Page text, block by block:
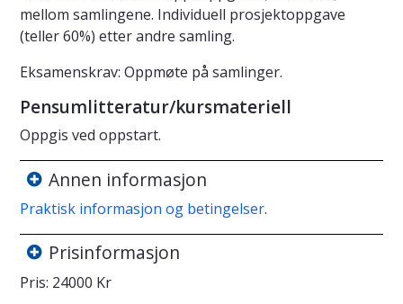
mellom samlingene. Individuell prosjektoppgave
(teller 60%) etter andre samling.
Eksamenskrav: Oppmøte på samlinger.
Pensumlitteratur/kursmateriell
Oppgis ved oppstart.
Annen informasjon
Praktisk informasjon og betingelser.
Prisinformasjon
Pris: 24000 Kr